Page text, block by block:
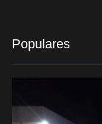
Populares